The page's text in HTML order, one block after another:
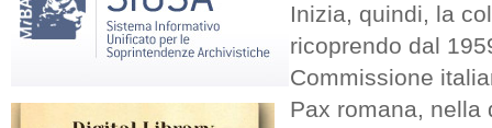
Inizia, quindi, la
ricoprendo dal
Commissione
Pax romana, nella